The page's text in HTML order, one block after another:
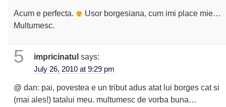
Acum e perfecta.
Usor borgesiana, cum imi place mie…
Multumesc.
5 impricinatul says:
July 26, 2010 at 9:29 pm
@ dan: pai, povestea e un tribut adus atat lui borges cat si
(mai ales!) tatalui meu. multumesc de vorba buna…